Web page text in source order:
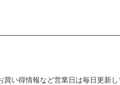
い得情報など営業日は毎日更新し